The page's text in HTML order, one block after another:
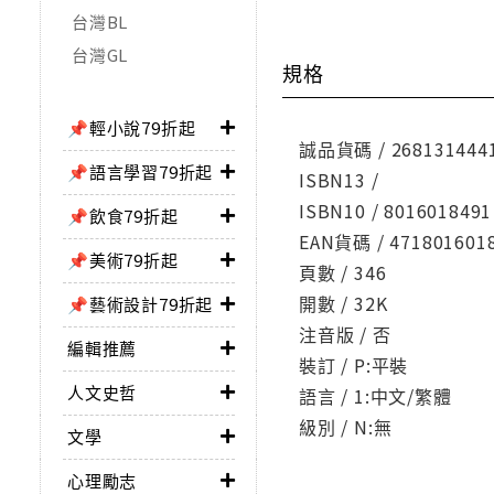
台灣BL
台灣GL
📌輕小說79折起
📌語言學習79折起
📌飲食79折起
📌美術79折起
📌藝術設計79折起
編輯推薦
人文史哲
文學
心理勵志
規格
誠品貨碼 /
ISBN13 /
ISBN10 / 8016018491
EAN貨碼 /
頁數 / 346
開數 / 32K
注音版 / 否
裝訂 / P:平裝
語言 / 1:中文/繁體
級別 / N:無